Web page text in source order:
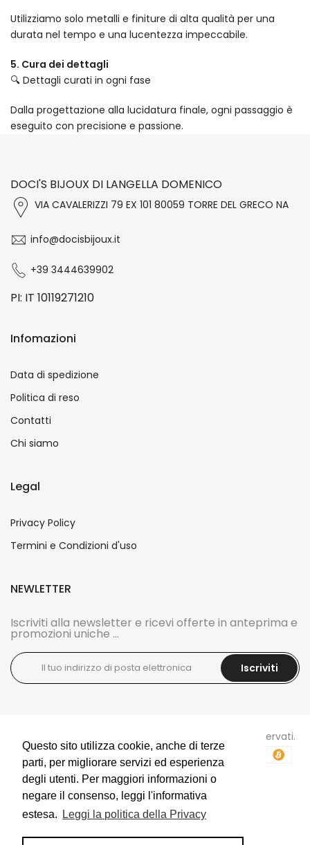
Questo sito utilizza cookie, anche di terze
parti, per migliorare servizi ed esperienza
degli utenti. Per maggiori informazioni o
negare il consenso, leggi l'informativa
estesa.
Leggi la politica della Privacy
Questo sito utilizza cookie, anche di terze
parti, per migliorare servizi ed esperienza
degli utenti. Per maggiori informazioni o
negare il consenso, leggi l'informativa
estesa.
Leggi la politica della Privacy
Utilizziamo solo metalli e finiture di alta qualità per una
durata nel tempo e una lucentezza impeccabile.
5. Cura dei dettagli
🔍 Dettagli curati in ogni fase
Dalla progettazione alla lucidatura finale, ogni passaggio è
eseguito con precisione e passione.
DOCI'S BIJOUX DI LANGELLA DOMENICO
VIA CAVALERIZZI 79 EX 101 80059 TORRE DEL GRECO NA
info@docisbijoux.it
+39 3444639902
PI: IT 10119271210
Infomazioni
Data di spedizione
Politica di reso
Contatti
Chi siamo
Legal
Privacy Policy
Termini e Condizioni d'uso
NEWLETTER
Iscriviti alla newsletter e ricevi offerte in anteprima e
promozioni uniche ...
Iscriviti
tutti i diritti sono riservati.
E-Commerce e Marketing realizzati da